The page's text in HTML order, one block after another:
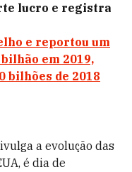
lucro e registra
e reportou um
em 2019,
bilhões de 2018
a evolução das
é dia de